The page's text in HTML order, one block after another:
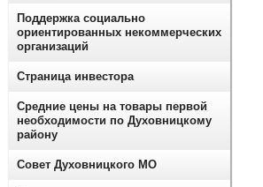
Поддержка социально
ориентированных некоммерческих
организаций
Страница инвестора
Средние цены на товары первой
необходимости по Духовницкому
району
Совет Духовницкого МО